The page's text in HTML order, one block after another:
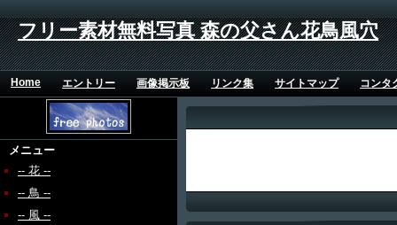
フリー素材無料写真 森の父さん花鳥風穴
Home エントリー 画像掲示板 リンク集 サイトマップ コンタ
メニュー
-- 花 --
-- 鳥 --
-- 風 --